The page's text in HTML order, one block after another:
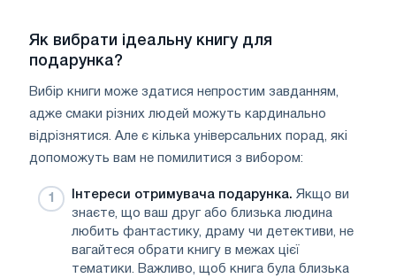
Як вибрати ідеальну книгу для
подарунка?
Вибір книги може здатися непростим завданням,
адже смаки різних людей можуть кардинально
відрізнятися. Але є кілька універсальних порад, які
допоможуть вам не помилитися з вибором:
Інтереси отримувача подарунка. Якщо ви
знаєте, що ваш друг або близька людина
любить фантастику, драму чи детективи, не
вагайтеся обрати книгу в межах цієї
тематики. Важливо, щоб книга була близька